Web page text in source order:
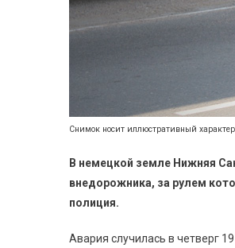
Снимок носит иллюстративный
В немецкой земле Нижняя
внедорожника, за рулем
полиция.
Авария случилась в четверг